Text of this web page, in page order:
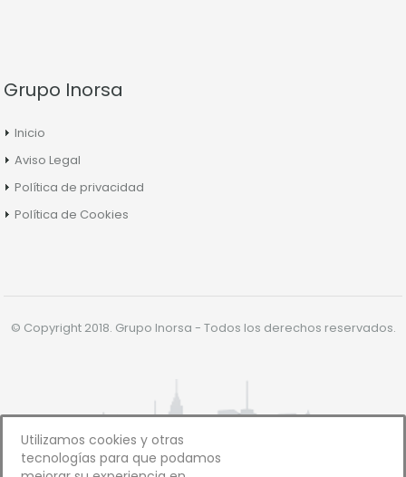
Grupo Inorsa
Inicio
Aviso Legal
Política de privacidad
Política de Cookies
© Copyright 2018. Grupo Inorsa - Todos los derechos reservados.
Utilizamos cookies y otras
tecnologías para que podamos